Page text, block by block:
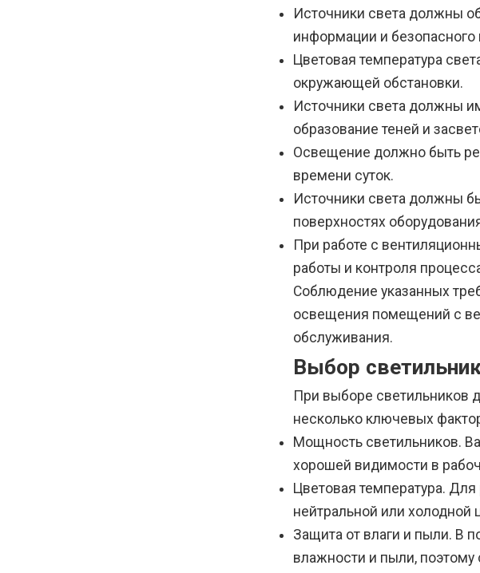
Источники света должны
информации и безопасного
Цветовая температура
окружающей обстановки.
Источники света должны
образование теней и
Освещение должно быть
времени суток.
Источники света должны
поверхностях
При работе с
работы и контроля
Соблюдение указанных
освещения помещений с
обслуживания.
Выбор
При выборе светильников
несколько ключевых
Мощность светильников.
хорошей видимости в
Цветовая температура.
нейтральной или холодной
Защита от влаги и пыли. В
влажности и пыли,